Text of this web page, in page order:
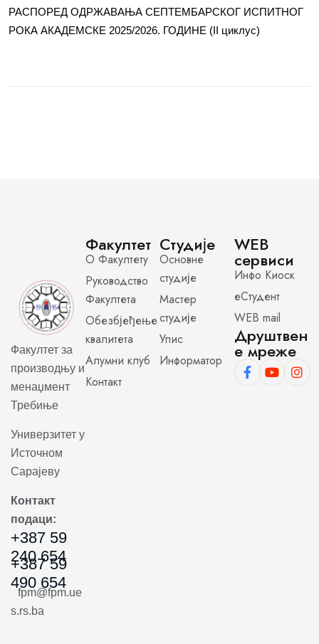
РАСПОРЕД ОДРЖАВАЊА СЕПТЕМБАРСКОГ ИСПИТНОГ
РОКА АКАДЕМСКЕ 2025/2026. ГОДИНЕ (II циклус)
Факултет за
производњу и
менаџмент
Требиње
Универзитет у
Источном
Сарајеву
Контакт
подаци:
+387 59
240 654
+387 59
490 654
fpm@fpm.ue
s.rs.ba
Факултет
О Факултету
Руководство
Факултета
Обезбјеђење
квалитета
Алумни клуб
Контакт
Студије
Основне
студије
Мастер
студије
Упис
Информатор
WEB
сервиси
Инфо Киоск
еСтудент
WEB mail
Друштвен
е мреже